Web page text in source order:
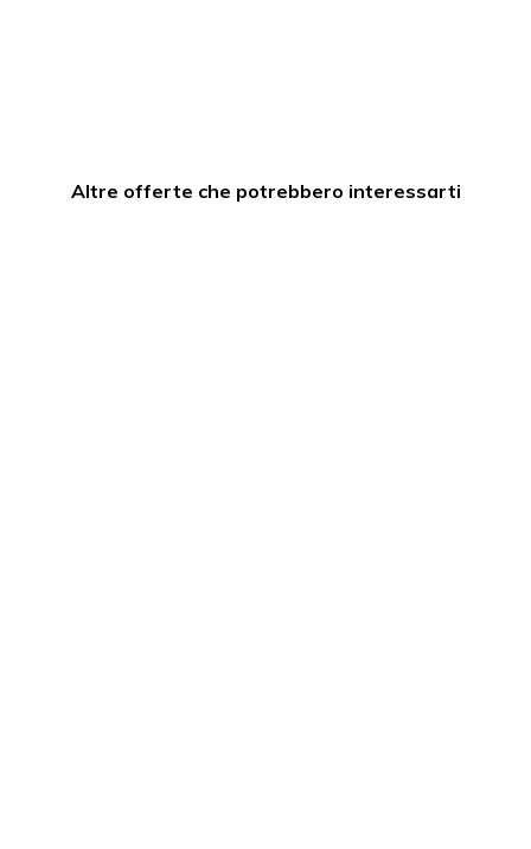
Altre offerte che potrebbero interessarti